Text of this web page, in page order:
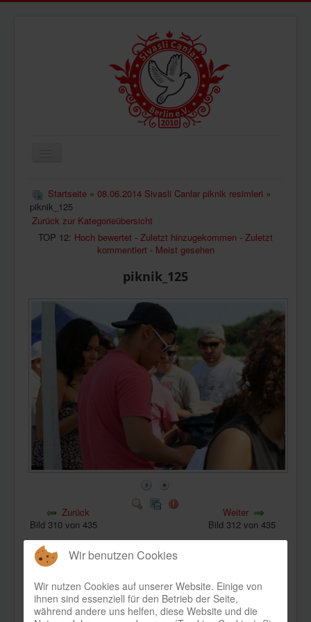
ÜBERUNS
AKTUELLES
BILDER
DATENSCHUTZ
KONTAKT
Startseite » 08.06.2014 Sivasli Canlar piknik resimleri »
piknik_125
Zurück zur Kategorieübersicht
TOP 12: Hoch bewertet - Zuletzt hinzugekommen - Zuletzt
kommentiert - Meist gesehen
piknik_125
Zurück
Bild 310 von 435
Weiter
Bild 312 von 435
Bild-Informationen
Wir benutzen Cookies
Wir nutzen Cookies auf unserer Website. Einige von
ihnen sind essenziell für den Betrieb der Seite,
während andere uns helfen, diese Website und die